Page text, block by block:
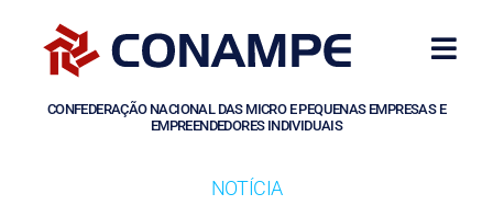
CONFEDERAÇÃO NACIONAL DAS MICRO E PEQUENAS EMPRESAS E
EMPREENDEDORES INDIVIDUAIS
NOTÍCIA